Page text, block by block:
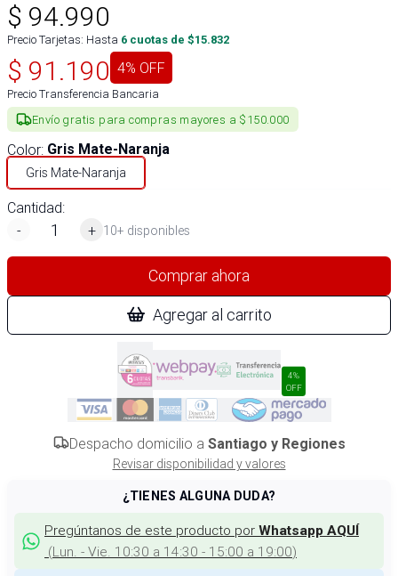
$ 94.990
Precio Tarjetas: Hasta 6 cuotas de $15.832
$ 91.190 4% OFF
Precio Transferencia Bancaria
Envío gratis para compras mayores a $150.000
Color: Gris Mate-Naranja
Gris Mate-Naranja
Cantidad:
-
+ 10+ disponibles
Comprar ahora
Agregar al carrito
4%
OFF
Despacho domicilio a Santiago y Regiones
Revisar disponibilidad y valores
¿TIENES ALGUNA DUDA?
Pregúntanos de este producto por Whatsapp AQUÍ
(Lun. - Vie. 10:30 a 14:30 - 15:00 a 19:00)